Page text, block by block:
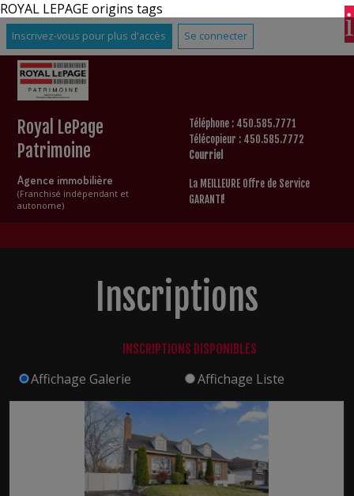
ROYAL LEPAGE origins tags
Inscrivez-vous pour plus d'accès Se connecter
Royal LePage
Patrimoine
Agence immobilière
(Franchisé indépendant et
autonome)
Téléphone : 450.585.7771
Télécopieur : 450.585.7772
Courriel
La MEILLEURE Offre de Service
GARANTI!
Inscriptions
INSCRIPTIONS DISPONIBLES
Affichage Galerie Affichage Liste